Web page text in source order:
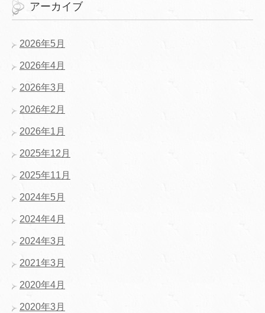
アーカイブ
2026年5月
2026年4月
2026年3月
2026年2月
2026年1月
2025年12月
2025年11月
2024年5月
2024年4月
2024年3月
2021年3月
2020年4月
2020年3月